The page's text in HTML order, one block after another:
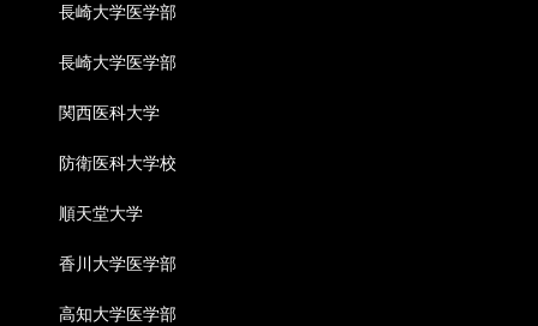
長崎大学医学部
長崎大学医学部
関西医科大学
防衛医科大学校
順天堂大学
香川大学医学部
高知大学医学部